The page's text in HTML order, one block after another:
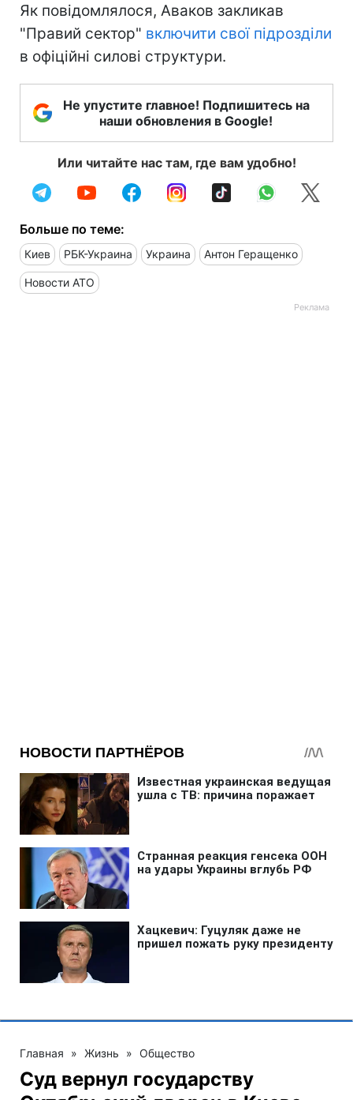
Як повідомлялося, Аваков закликав
"Правий сектор" включити свої підрозділи
в офіційні силові структури.
Не упустите главное! Подпишитесь на
наши обновления в Google!
Или читайте нас там, где вам удобно!
Больше по теме:
Киев РБК-Украина Украина Антон Геращенко
Новости АТО
Главная » Жизнь » Общество
Суд вернул государству